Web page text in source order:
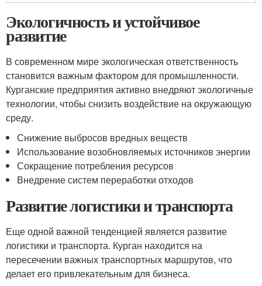
Экологичность и устойчивое
развитие
В современном мире экологическая ответственность
становится важным фактором для промышленности.
Курганские предприятия активно внедряют экологичные
технологии, чтобы снизить воздействие на окружающую
среду.
Снижение выбросов вредных веществ
Использование возобновляемых источников энергии
Сокращение потребления ресурсов
Внедрение систем переработки отходов
Развитие логистики и транспорта
Еще одной важной тенденцией является развитие
логистики и транспорта. Курган находится на
пересечении важных транспортных маршрутов, что
делает его привлекательным для бизнеса.